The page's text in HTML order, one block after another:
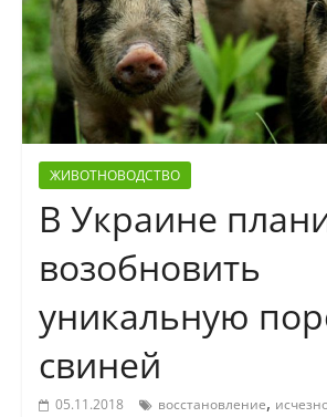
ЖИВОТНОВОДСТВО
В Украине
возобновить
уникальную
свиней
05.11.2018 восстановление,